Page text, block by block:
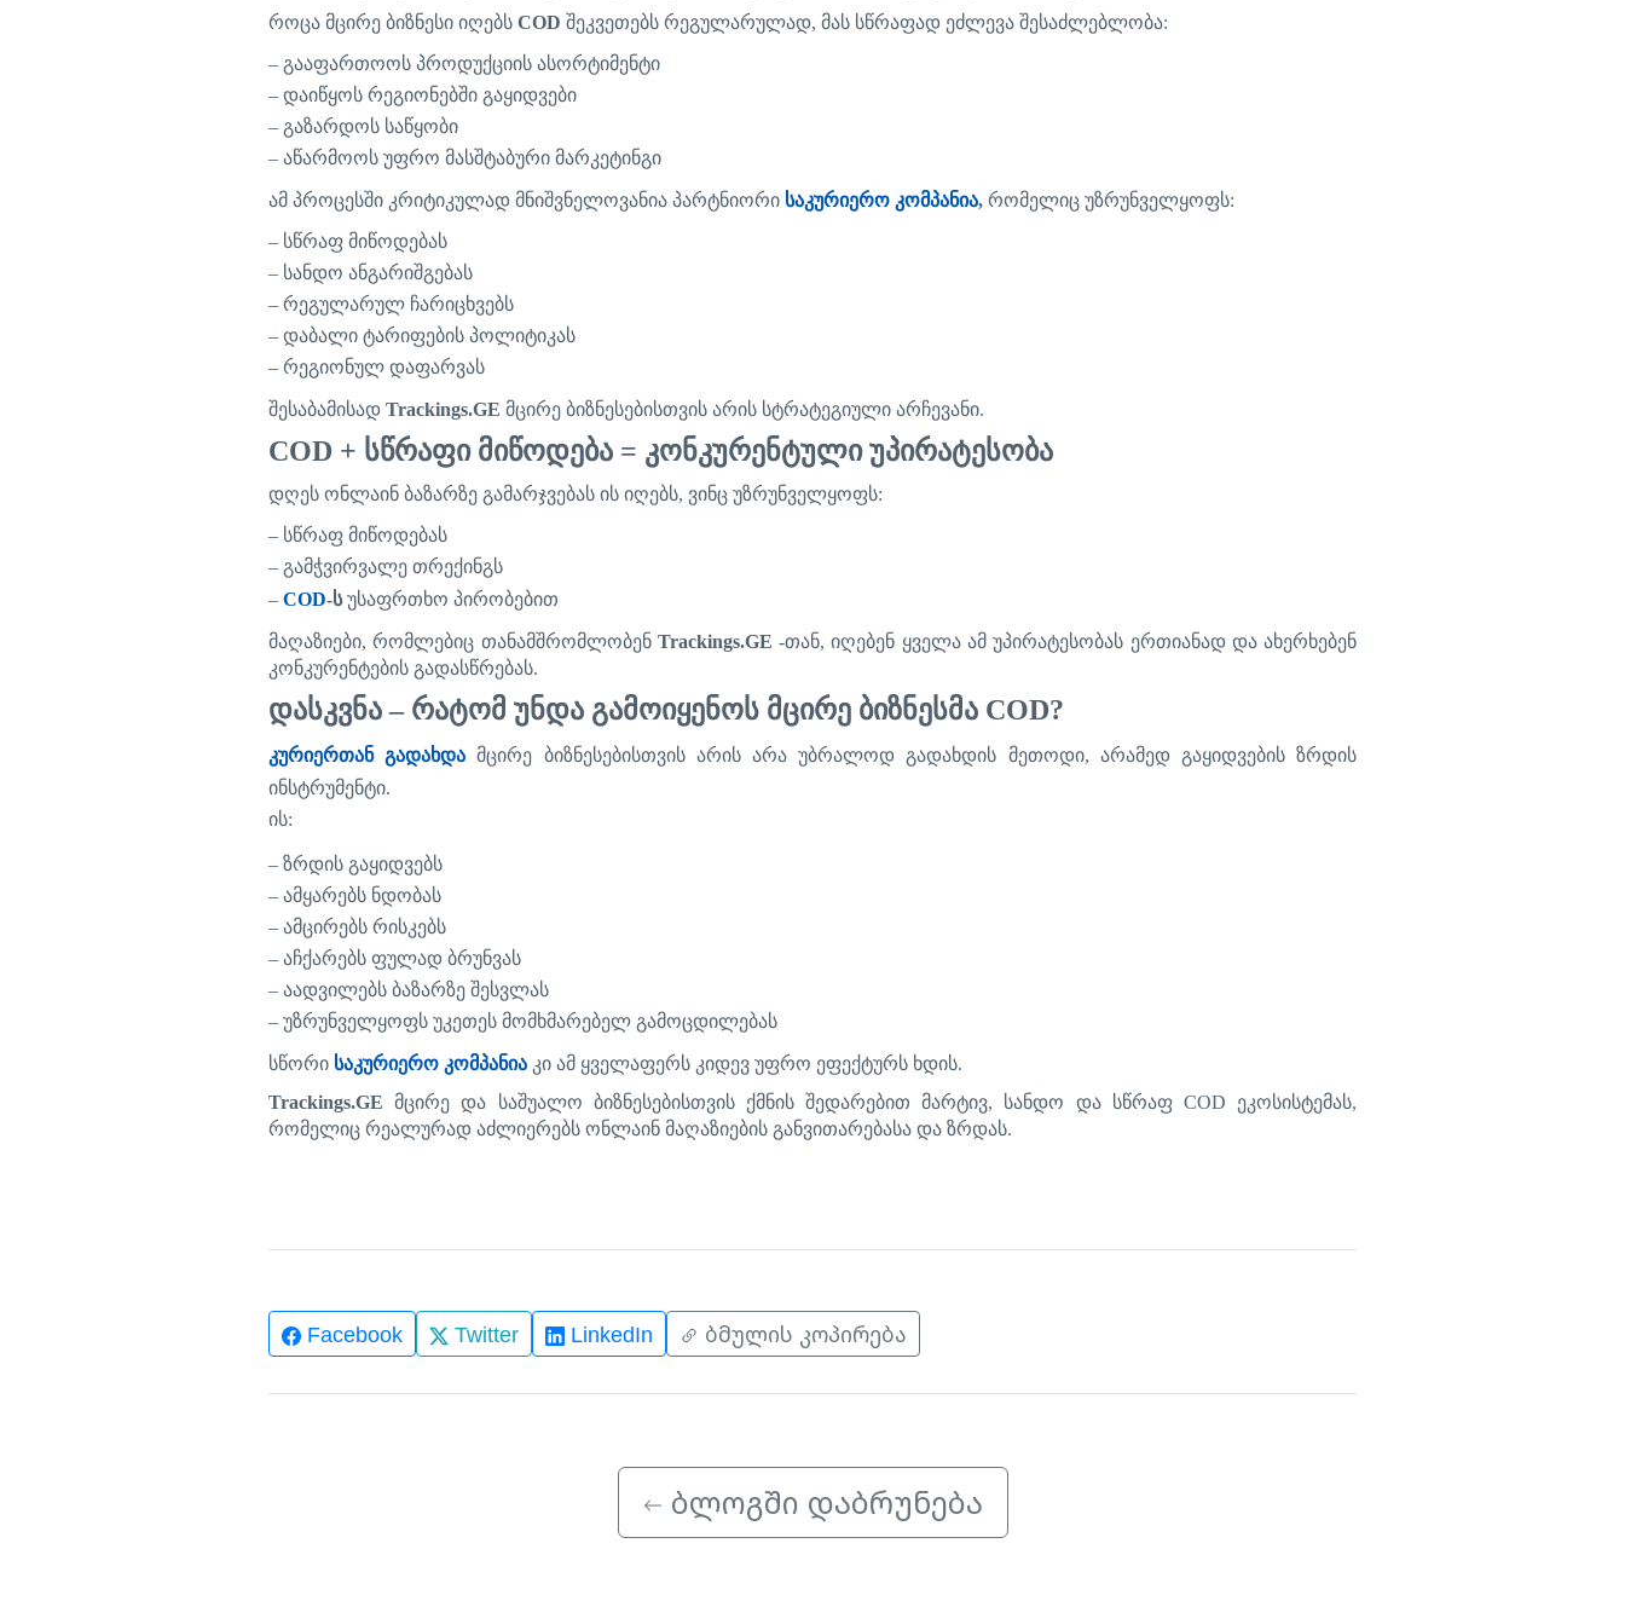
როცა მცირე ბიზნესი იღებს COD შეკვეთებს რეგულარულად, მას სწრაფად ეძლევა შესაძლებლობა:
– გააფართოოს პროდუქციის ასორტიმენტი
– დაიწყოს რეგიონებში გაყიდვები
– გაზარდოს საწყობი
– აწარმოოს უფრო მასშტაბური მარკეტინგი
ამ პროცესში კრიტიკულად მნიშვნელოვანია პარტნიორი საკურიერო კომპანია, რომელიც უზრუნველყოფს:
– სწრაფ მიწოდებას
– სანდო ანგარიშგებას
– რეგულარულ ჩარიცხვებს
– დაბალი ტარიფების პოლიტიკას
– რეგიონულ დაფარვას
შესაბამისად Trackings.GE მცირე ბიზნესებისთვის არის სტრატეგიული არჩევანი.
COD + სწრაფი მიწოდება = კონკურენტული უპირატესობა
დღეს ონლაინ ბაზარზე გამარჯვებას ის იღებს, ვინც უზრუნველყოფს:
– სწრაფ მიწოდებას
– გამჭვირვალე თრექინგს
– COD-ს უსაფრთხო პირობებით
მაღაზიები,რომლებიც თანამშრომლობენ Trackings.GE -თან,იღებენ ყველა ამ უპირატესობას ერთიანად და ახერხებენ
კონკურენტების გადასწრებას.
დასკვნა– რატომ უნდა გამოიყენოს მცირე ბიზნესმა COD?
კურიერთან გადახდა მცირე ბიზნესებისთვის არის არა უბრალოდ გადახდის მეთოდი, არამედ გაყიდვების ზრდის
ინსტრუმენტი.
ის:
– ზრდის გაყიდვებს
– ამყარებს ნდობას
– ამცირებს რისკებს
– აჩქარებს ფულად ბრუნვას
– აადვილებს ბაზარზე შესვლას
– უზრუნველყოფს უკეთეს მომხმარებელ გამოცდილებას
სწორი საკურიერო კომპანია კი ამ ყველაფერს კიდევ უფრო ეფექტურს ხდის.
Trackings.GE მცირე და საშუალო ბიზნესებისთვის ქმნის შედარებით მარტივ, სანდო და სწრაფCOD ეკოსისტემას,
რომელიც რეალურად აძლიერებს ონლაინ მაღაზიების განვითარებასა და ზრდას.
Facebook Twitter LinkedIn ბმულის კოპირება
ბლოგში დაბრუნება